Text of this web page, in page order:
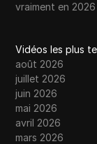
vraiment en 2026
Vidéos les plus
août 2026
juillet 2026
juin 2026
mai 2026
avril 2026
mars 2026